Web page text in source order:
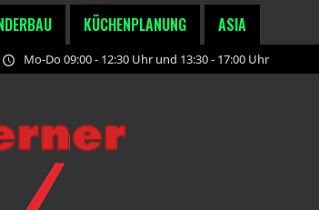
KÜCHENPLANUNG ASIA
Mo-Do 09:00 - 12:30 Uhr und 13:30 - 17:00 Uhr